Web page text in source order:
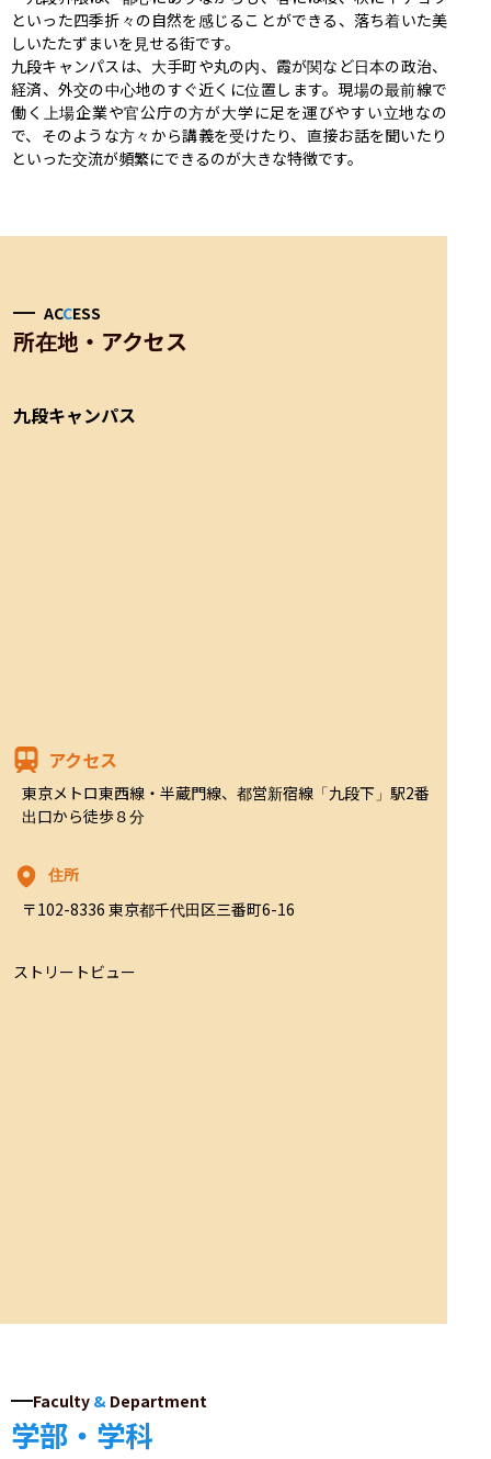
といった四季折々の自然を感じることができる、落ち着いた美
しいたたずまいを見せる街です。
九段キャンパスは、大手町や丸の内、霞が関など日本の政治、
経済、外交の中心地のすぐ近くに位置します。現場の最前線で
働く上場企業や官公庁の方が大学に足を運びやすい立地なの
で、そのような方々から講義を受けたり、直接お話を聞いたり
といった交流が頻繁にできるのが大きな特徴です。
ACCESS
所在地・アクセス
九段キャンパス
アクセス
東京メトロ東西線・半蔵門線、都営新宿線「九段下」駅2番
出口から徒歩８分
住所
〒102-8336 東京都千代田区三番町6-16
ストリートビュー
Faculty & Department
学部・学科